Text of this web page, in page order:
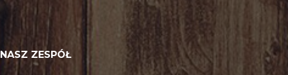
NASZ ZESPÓŁ